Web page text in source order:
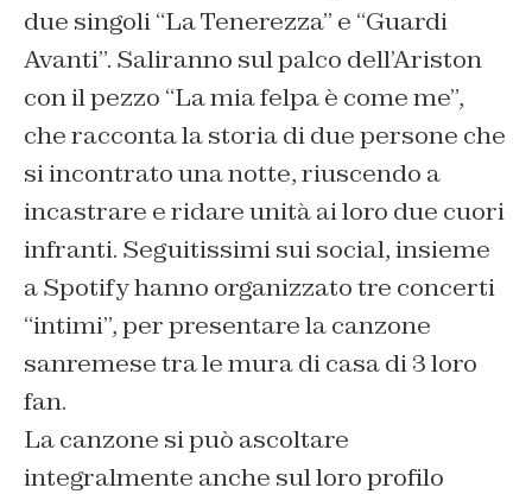
due singoli “La Tenerezza” e “Guardi
Avanti”. Saliranno sul palco dell’Ariston
con il pezzo “La mia felpa è come me”,
che racconta la storia di due persone che
si incontrato una notte, riuscendo a
incastrare e ridare unità ai loro due cuori
infranti. Seguitissimi sui social, insieme
a Spotify hanno organizzato tre concerti
“intimi”, per presentare la canzone
sanremese tra le mura di casa di 3 loro
fan.
La canzone si può ascoltare
integralmente anche sul loro profilo